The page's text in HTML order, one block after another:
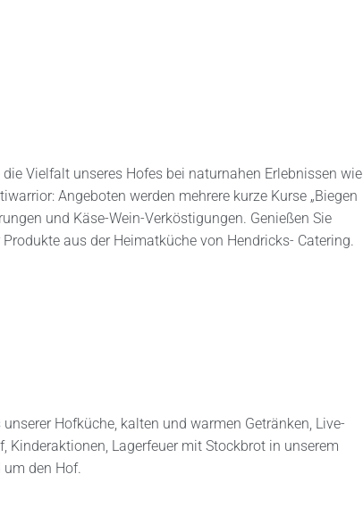
die Vielfalt unseres Hofes bei naturnahen Erlebnissen wie
Angeboten werden mehrere kurze Kurse „Biegen
und Käse-Wein-Verköstigungen. Genießen Sie
aus der Heimatküche von Hendricks- Catering.
Hofküche, kalten und warmen Getränken, Live-
Kinderaktionen, Lagerfeuer mit Stockbrot in unserem
den Hof.